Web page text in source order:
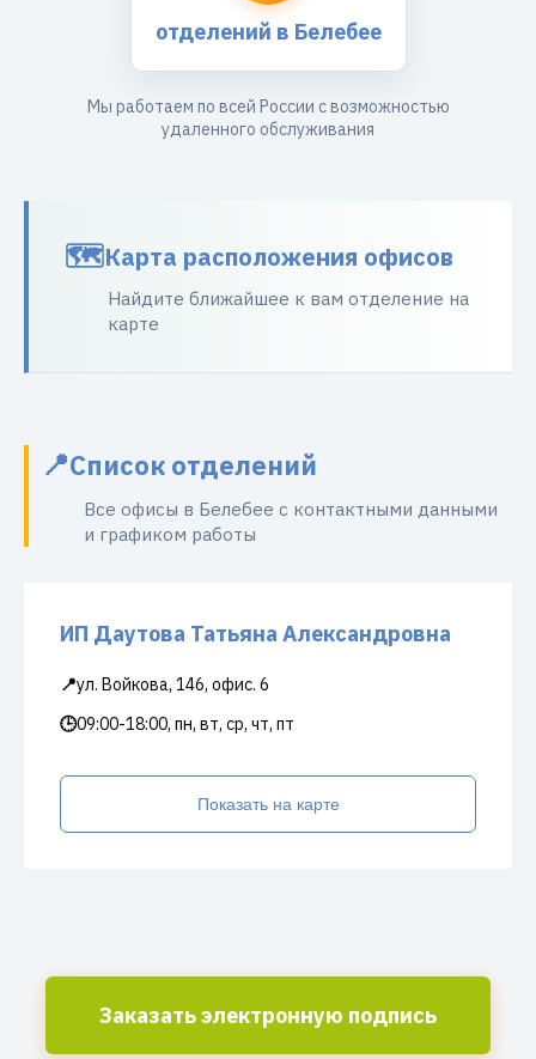
отделений в Белебее
Мы работаем по всей России с возможностью
удаленного обслуживания
Карта расположения офисов
Найдите ближайшее к вам отделение на
карте
Список отделений
Все офисы в Белебее с контактными данными
и графиком работы
ИП Даутова Татьяна Александровна
📍ул. Войкова, 146, офис. 6
🕒09:00-18:00, пн, вт, ср, чт, пт
Показать на карте
Заказать электронную подпись